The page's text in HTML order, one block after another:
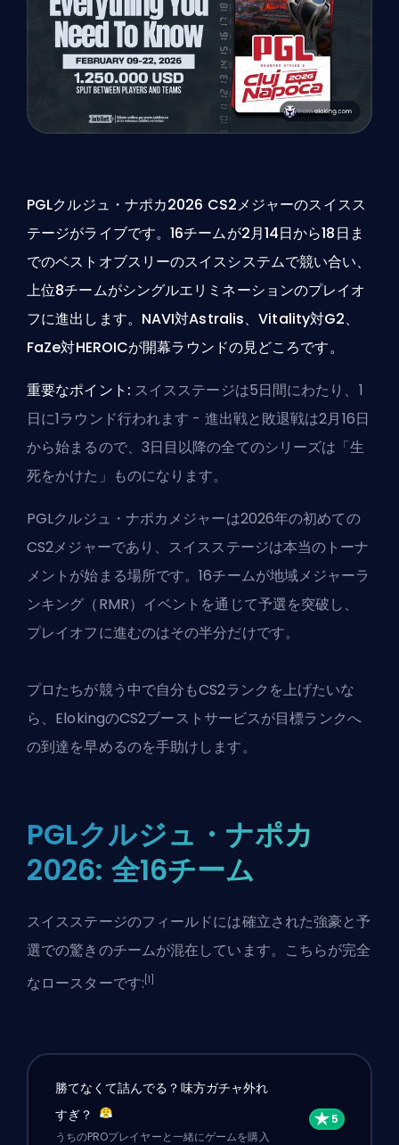
PGLクルジュ・ナポカ2026 CS2メジャーのスイスス
テージがライブです。16チームが2月14日から18日ま
でのベストオブスリーのスイスシステムで競い合い、
上位8チームがシングルエリミネーションのプレイオ
フに進出します。NAVI対Astralis、Vitality対G2、
FaZe対HEROICが開幕ラウンドの見どころです。
重要なポイント: スイスステージは5日間にわたり、1
日に1ラウンド行われます - 進出戦と敗退戦は2月16日
から始まるので、3日目以降の全てのシリーズは「生
死をかけた」ものになります。
PGLクルジュ・ナポカメジャーは2026年の初めての
CS2メジャーであり、スイスステージは本当のトーナ
メントが始まる場所です。16チームが地域メジャーラ
ンキング（RMR）イベントを通じて予選を突破し、
プレイオフに進むのはその半分だけです。
プロたちが競う中で自分もCS2ランクを上げたいな
ら、ElokingのCS2ブーストサービスが目標ランクへ
の到達を早めるのを手助けします。
PGLクルジュ・ナポカ
2026: 全16チーム
スイスステージのフィールドには確立された強豪と予
選での驚きのチームが混在しています。こちらが完全
なロースターです: [1]
勝てなくて詰んでる？味方ガチャ外れ
すぎ？
うちのPROプレイヤーと一緒にゲームを購入